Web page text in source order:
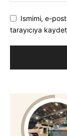
Ismimi, e-
tarayıcıya